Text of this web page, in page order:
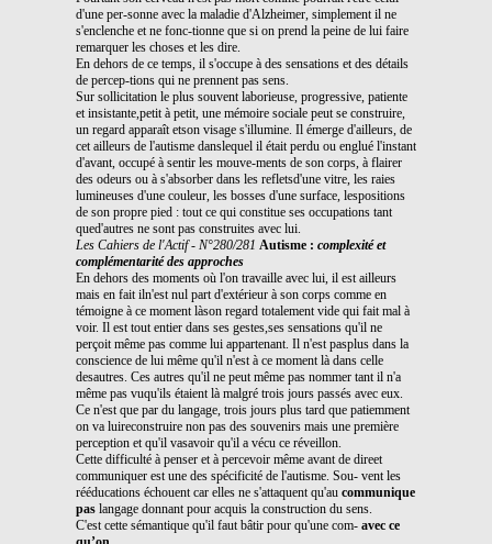
d'une per-sonne avec la maladie d'Alzheimer, simplement il ne
s'enclenche et ne fonc-tionne que si on prend la peine de lui faire
remarquer les choses et les dire.
En dehors de ce temps, il s'occupe à des sensations et des détails
de percep-tions qui ne prennent pas sens.
Sur sollicitation le plus souvent laborieuse, progressive, patiente
et insistante,petit à petit, une mémoire sociale peut se construire,
un regard apparaît etson visage s'illumine. Il émerge d'ailleurs, de
cet ailleurs de l'autisme danslequel il était perdu ou englué l'instant
d'avant, occupé à sentir les mouve-ments de son corps, à flairer
des odeurs ou à s'absorber dans les refletsd'une vitre, les raies
lumineuses d'une couleur, les bosses d'une surface, lespositions
de son propre pied : tout ce qui constitue ses occupations tant
qued'autres ne sont pas construites avec lui.
Les Cahiers de l'Actif - N°280/281 Autisme : complexité et
complémentarité des approches
En dehors des moments où l'on travaille avec lui, il est ailleurs
mais en fait iln'est nul part d'extérieur à son corps comme en
témoigne à ce moment làson regard totalement vide qui fait mal à
voir. Il est tout entier dans ses gestes,ses sensations qu'il ne
perçoit même pas comme lui appartenant. Il n'est pasplus dans la
conscience de lui même qu'il n'est à ce moment là dans celle
desautres. Ces autres qu'il ne peut même pas nommer tant il n'a
même pas vuqu'ils étaient là malgré trois jours passés avec eux.
Ce n'est que par du langage, trois jours plus tard que patiemment
on va luireconstruire non pas des souvenirs mais une première
perception et qu'il vasavoir qu'il a vécu ce réveillon.
Cette difficulté à penser et à percevoir même avant de direet
communiquer est une des spécificité de l'autisme. Sou- vent les
rééducations échouent car elles ne s'attaquent qu'au communique
pas langage donnant pour acquis la construction du sens.
C'est cette sémantique qu'il faut bâtir pour qu'une com- avec ce